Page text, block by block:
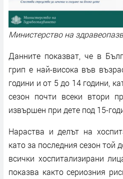
Министерство на
Данните показват, че в
грип е най-висока във
години и от 5 до 14 години,
сезон почти всеки втори
извършен при дете под 15-
Нараства и делът на
като за последния сезон той
всички хоспитализирани
показва както сериозния